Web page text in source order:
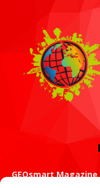
GEOsmart